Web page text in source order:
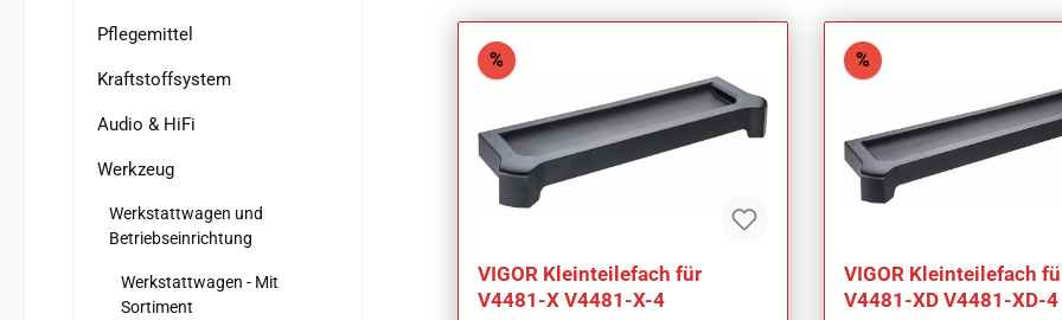
Pflegemittel
Kraftstoffsystem
Audio & HiFi
Werkzeug
Werkstattwagen und
Betriebseinrichtung
Werkstattwagen - Mit
Sortiment
%Rabatt
VIGOR Kleinteilefach für
V4481-X V4481-X-4
%Rabatt
VIGOR Kleinteilefach
V4481-XD V4481-XD-4